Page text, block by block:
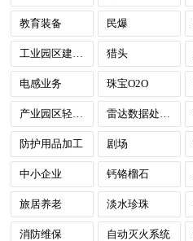
教育装备 民爆
猎头
电感业务 珠宝O2O
防护用品加工 剧场
中小企业 钙铬榴石
旅居养老 淡水珍珠
消防维保 自动灭火系统